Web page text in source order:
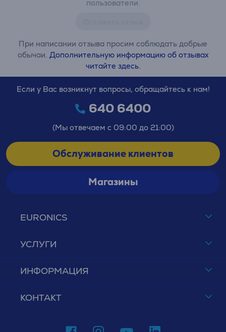
пользователи.
При написании отзыва просим соблюдать добрые
обычаи. Дополнительную информацию об отзывах
читайте здесь.
EURONICS
УСЛУГИ
ИНФОРМАЦИЯ
КОНТАКТ
Если у Вас возникнут вопросы, обращайтесь к нам!
640 6400
(Мы отвечаем с 09:00 до 21:00)
Обслуживание клиентов
Магазины